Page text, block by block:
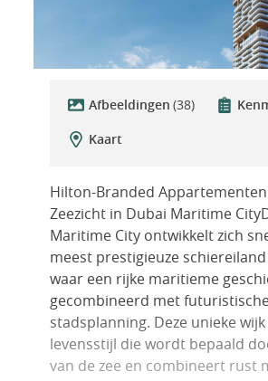
Afbeeldingen (38)
Kaart
Hilton-Branded
Zeezicht in Dubai Maritime
Maritime City ontwikkelt zich
meest prestigieuze
waar een rijke maritieme
gecombineerd met
stadsplanning. Deze unieke
levensstijl die wordt bepaald
van de zee en combineert rust